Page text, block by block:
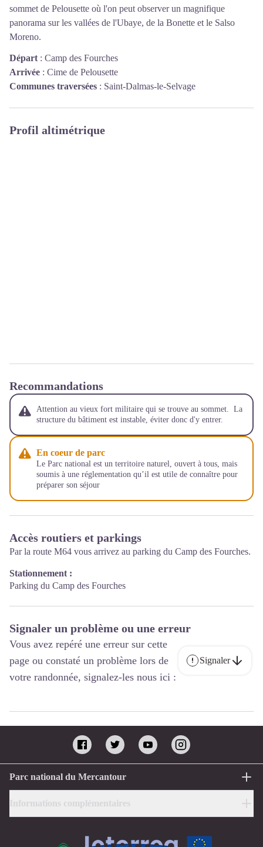
sommet de Pelousette où l'on peut observer un magnifique
panorama sur les vallées de l'Ubaye, de la Bonette et le Salso
Moreno.
Départ : Camp des Fourches
Arrivée : Cime de Pelousette
Communes traversées : Saint-Dalmas-le-Selvage
Profil altimétrique
Recommandations
Attention au vieux fort militaire qui se trouve au sommet. La
structure du bâtiment est instable, éviter donc d'y entrer.
En coeur de parc
Le Parc national est un territoire naturel, ouvert à tous, mais
soumis à une réglementation qu’il est utile de connaître pour
préparer son séjour
Accès routiers et parkings
Par la route M64 vous arrivez au parking du Camp des Fourches.
Stationnement :
Parking du Camp des Fourches
Signaler un problème ou une erreur
Vous avez repéré une erreur sur cette
page ou constaté un problème lors de
votre randonnée, signalez-les nous ici :
Signaler
Parc national du Mercantour
Informations complémentaires